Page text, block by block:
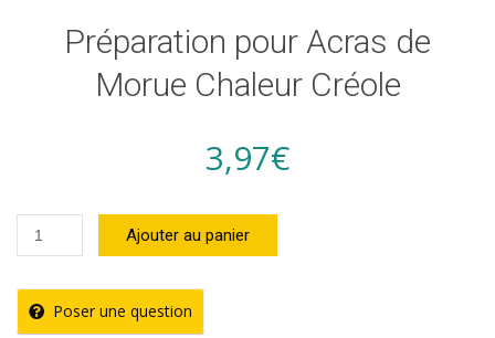
Préparation pour Acras de
Morue Chaleur Créole
3,97€
quantité
de
Préparation
pour
Ajouter au panier
Poser une question